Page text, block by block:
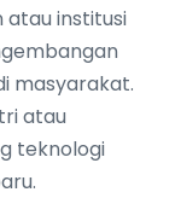
institusi
masyarakat.
atau
teknologi